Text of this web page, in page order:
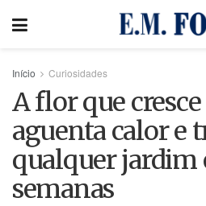
Início Curiosidades
A flor que
aguenta calor e
qualquer jardim
semanas